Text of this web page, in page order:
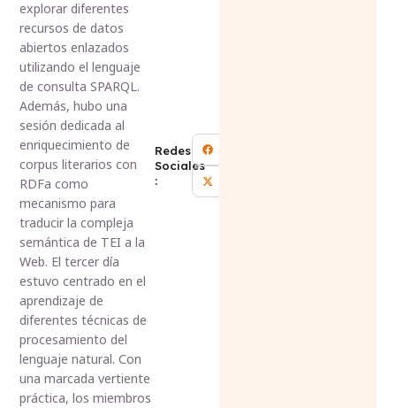
explorar diferentes
recursos de datos
abiertos enlazados
utilizando el lenguaje
de consulta SPARQL.
Además, hubo una
sesión dedicada al
enriquecimiento de
corpus literarios con
RDFa como
mecanismo para
traducir la compleja
semántica de TEI a la
Web. El tercer día
estuvo centrado en el
aprendizaje de
diferentes técnicas de
procesamiento del
lenguaje natural. Con
una marcada vertiente
práctica, los miembros
Redes
Sociales
: